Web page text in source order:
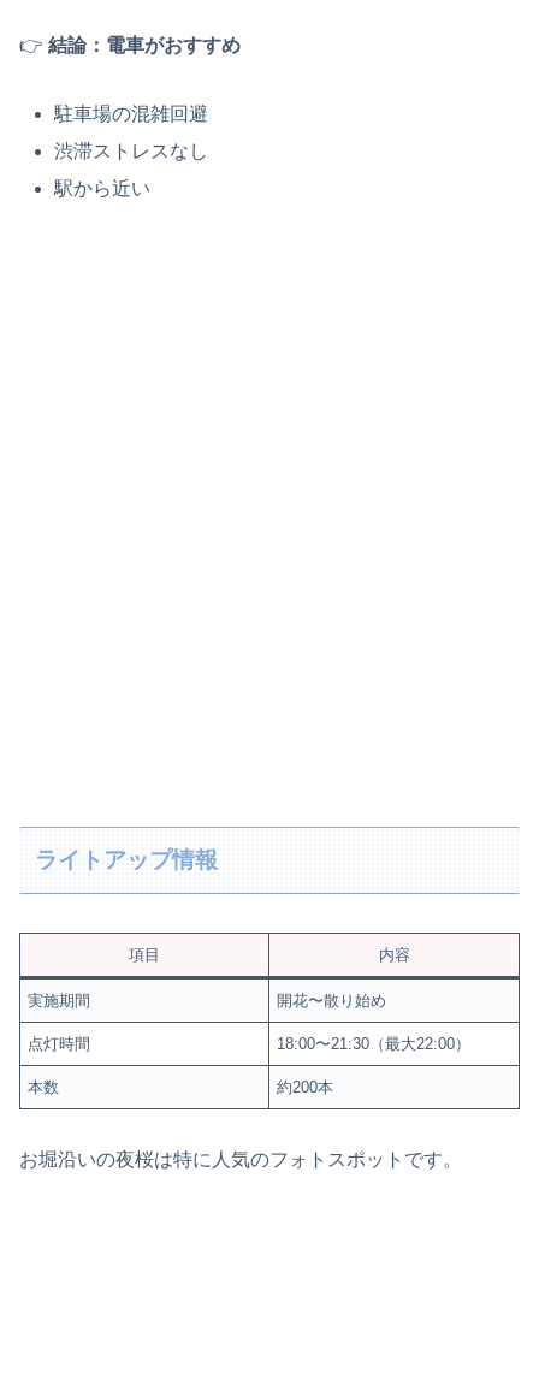
👉 結論：電車がおすすめ
駐車場の混雑回避
渋滞ストレスなし
駅から近い
ライトアップ情報
項目 内容
実施期間 開花〜散り始め
点灯時間 18:00〜21:30（最大22:00）
本数 約200本
お堀沿いの夜桜は特に人気のフォトスポットです。